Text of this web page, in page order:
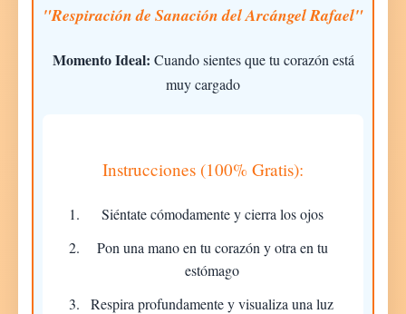
"Respiración de Sanación del Arcángel Rafael"
Momento Ideal: Cuando sientes que tu corazón está
muy cargado
Instrucciones (100% Gratis):
Siéntate cómodamente y cierra los ojos
Pon una mano en tu corazón y otra en tu
estómago
Respira profundamente y visualiza una luz